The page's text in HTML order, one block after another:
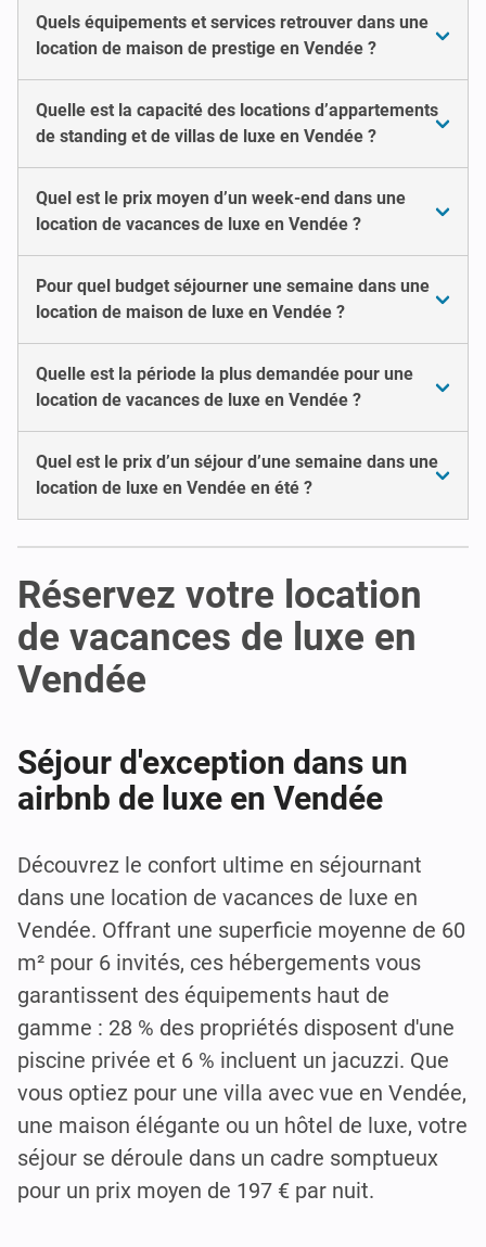
Quels équipements et services retrouver dans une
location de maison de prestige en Vendée ?
Quelle est la capacité des locations d’appartements
de standing et de villas de luxe en Vendée ?
Quel est le prix moyen d’un week-end dans une
location de vacances de luxe en Vendée ?
Pour quel budget séjourner une semaine dans une
location de maison de luxe en Vendée ?
Quelle est la période la plus demandée pour une
location de vacances de luxe en Vendée ?
Quel est le prix d’un séjour d’une semaine dans une
location de luxe en Vendée en été ?
Réservez votre location
de vacances de luxe en
Vendée
Séjour d'exception dans un
airbnb de luxe en Vendée
Découvrez le confort ultime en séjournant
dans une location de vacances de luxe en
Vendée. Offrant une superficie moyenne de 60
m² pour 6 invités, ces hébergements vous
garantissent des équipements haut de
gamme : 28 % des propriétés disposent d'une
piscine privée et 6 % incluent un jacuzzi. Que
vous optiez pour une villa avec vue en Vendée,
une maison élégante ou un hôtel de luxe, votre
séjour se déroule dans un cadre somptueux
pour un prix moyen de 197 € par nuit.